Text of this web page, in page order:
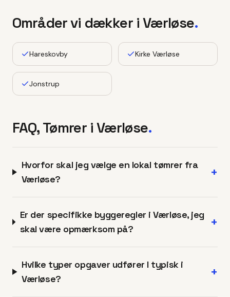
Områder vi dækker iVærløse.
Hareskovby Kirke Værløse
Jonstrup
FAQ, Tømrer iVærløse.
Hvorfor skal jeg vælge en lokal tømrer fra
Værløse?
+
Er der specifikke byggeregler i Værløse, jeg
skal være opmærksom på?
+
Hvilke typer opgaver udfører I typisk i
Værløse?
+